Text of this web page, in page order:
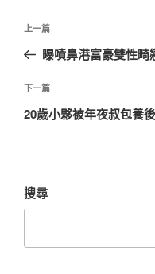
文
導
覽
上
一
文
章
上一篇
曝噴鼻港富豪雙性
下
一
下一篇
20歲小夥被年夜叔包養
搜尋